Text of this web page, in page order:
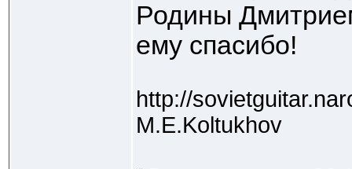
Родины
ему спасибо!
http://
M.E.Koltukhov